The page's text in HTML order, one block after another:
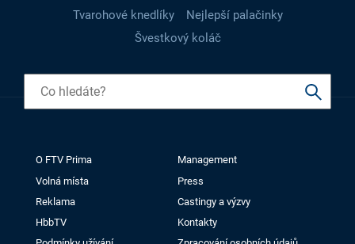
Tvarohové knedlíky
Nejlepší palačinky
Švestkový koláč
O FTV Prima
Management
Volná místa
Press
Reklama
Castingy a výzvy
HbbTV
Kontakty